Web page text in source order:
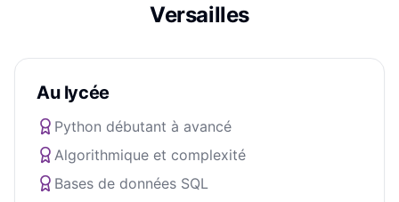
Versailles
Au lycée
Python débutant à avancé
Algorithmique et complexité
Bases de données SQL